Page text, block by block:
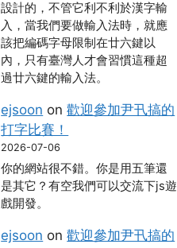
設計的，不管它利不利於漢字輸
入，當我們要做輸入法時，就應
該把編碼字母限制在廿六鍵以
內，只有臺灣人才會習慣這種超
過廿六鍵的輸入法。
ejsoon on歡迎參加尹卂搞的
打字比賽！
2026-07-06
你的網站很不錯。你是用五筆還
是其它？有空我們可以交流下js遊
戲開發。
ejsoon on歡迎參加尹卂搞的